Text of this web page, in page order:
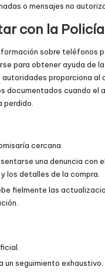
o mensajes no
con la
sobre teléfonos
para obtener ayuda de la
autoridades proporciona al
documentados cuando el
perdido.
cercana.
una denuncia con
los detalles de la compra.
fielmente las
un seguimiento exhaustivo.